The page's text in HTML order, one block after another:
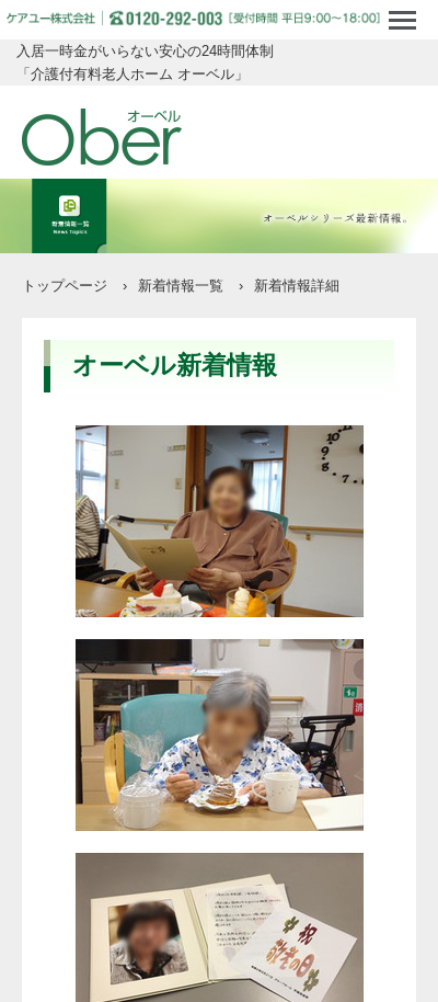
入居一時金がいらない安心の24時間体制
「介護付有料老人ホーム オーベル」
トップページ › 新着情報一覧 › 新着情報詳細
オーベル新着情報